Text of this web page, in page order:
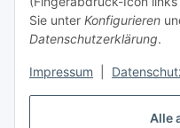
Alle
Sie unter Konfigurieren
Datenschutzerklärung.
Impressum